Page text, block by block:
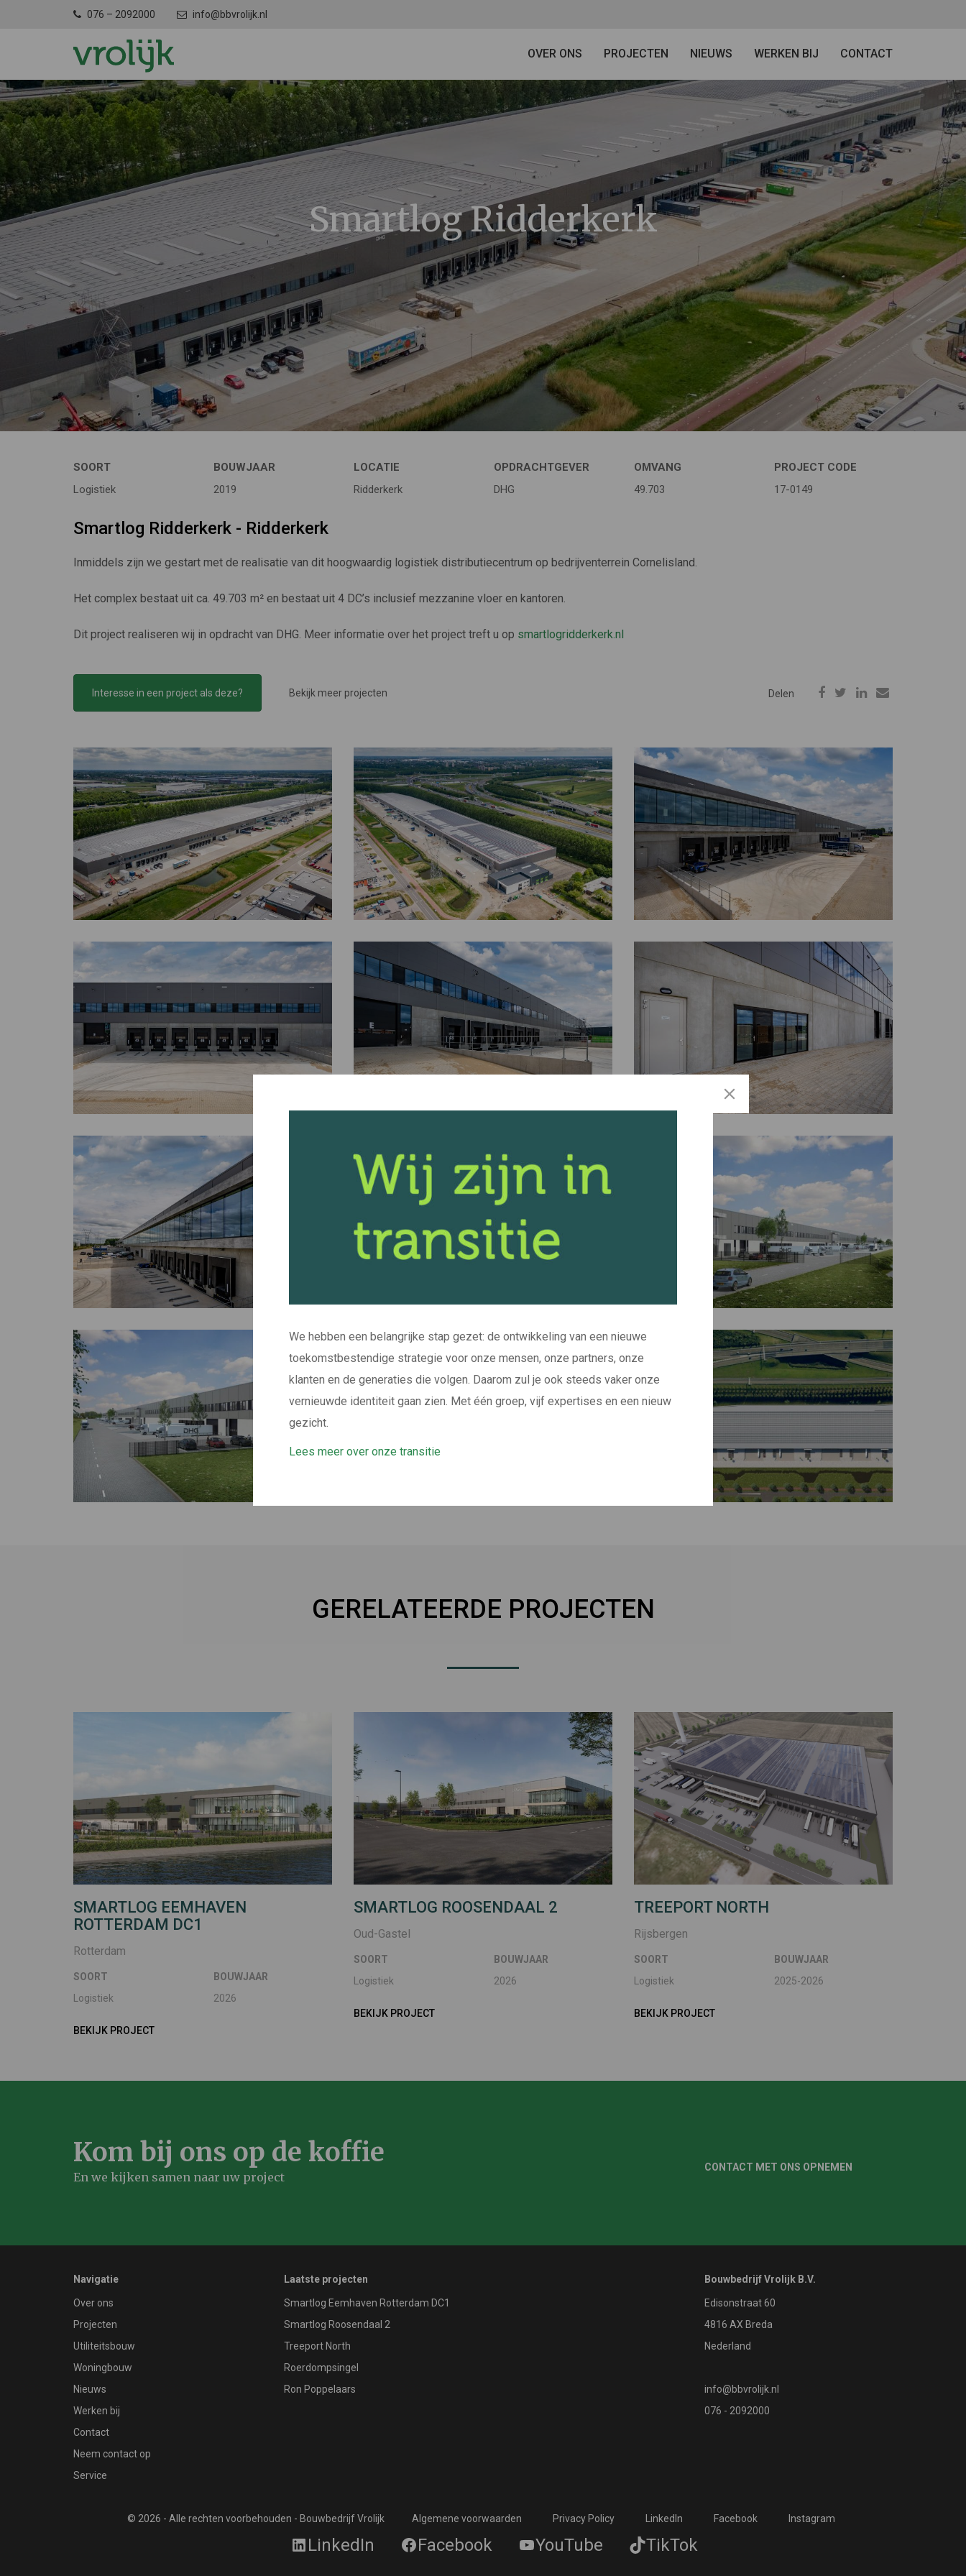
076 – 2092000 info@bbvrolijk.nl
OVER ONS PROJECTEN NIEUWS WERKEN BIJ CONTACT
Smartlog Ridderkerk
SOORT
Logistiek
BOUWJAAR
2019
LOCATIE
Ridderkerk
OPDRACHTGEVER
DHG
OMVANG
49.703
PROJECT CODE
17-0149
Smartlog Ridderkerk - Ridderkerk
Inmiddels zijn we gestart met de realisatie van dit hoogwaardig logistiek distributiecentrum op bedrijventerrein Cornelisland.
Het complex bestaat uit ca. 49.703 m² en bestaat uit 4 DC’s inclusief mezzanine vloer en kantoren.
Dit project realiseren wij in opdracht van DHG. Meer informatie over het project treft u op smartlogridderkerk.nl
Interesse in een project als deze? Bekijk meer projecten Delen
GERELATEERDE PROJECTEN
SMARTLOG EEMHAVEN
ROTTERDAM DC1
Rotterdam
SOORT
Logistiek
BOUWJAAR
2026
BEKIJK PROJECT
SMARTLOG ROOSENDAAL 2
Oud-Gastel
SOORT
Logistiek
BOUWJAAR
2026
BEKIJK PROJECT
TREEPORT NORTH
Rijsbergen
SOORT
Logistiek
BOUWJAAR
2025-2026
BEKIJK PROJECT
Kom bij ons op de koffie
En we kijken samen naar uw project
CONTACT MET ONS OPNEMEN
Navigatie
Over ons
Projecten
Utiliteitsbouw
Woningbouw
Nieuws
Werken bij
Contact
Neem contact op
Service
Laatste projecten
Smartlog Eemhaven Rotterdam DC1
Smartlog Roosendaal 2
Treeport North
Roerdompsingel
Ron Poppelaars
Bouwbedrijf Vrolijk B.V.
Edisonstraat 60
4816 AX Breda
Nederland
info@bbvrolijk.nl
076 - 2092000
© 2026 - Alle rechten voorbehouden - Bouwbedrijf Vrolijk Algemene voorwaarden Privacy Policy LinkedIn Facebook Instagram
LinkedIn Facebook YouTube TikTok
We hebben een belangrijke stap gezet: de ontwikkeling van een nieuwe
toekomstbestendige strategie voor onze mensen, onze partners, onze
klanten en de generaties die volgen. Daarom zul je ook steeds vaker onze
vernieuwde identiteit gaan zien. Met één groep, vijf expertises en een nieuw
gezicht.
Lees meer over onze transitie